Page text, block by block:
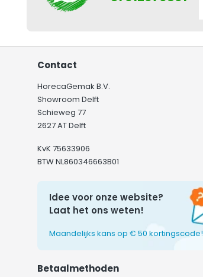
Contact
HorecaGemak B.V.
Showroom Delft
Schieweg 77
2627 AT Delft
KvK 75633906
BTW NL860346663B01
Idee voor onze website?
Laat het ons weten!
Maandelijks kans op € 50 kortingscode!
Betaalmethoden